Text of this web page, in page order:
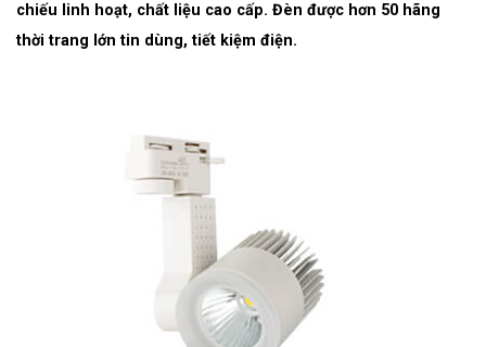
chiếu linh hoạt, chất liệu cao cấp. Đèn được hơn 50 hãng
thời trang lớn tin dùng, tiết kiệm điện.